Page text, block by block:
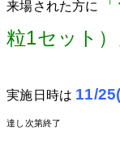
来場された方に
粒1セット）
実施日時は 11/
達し次第終了